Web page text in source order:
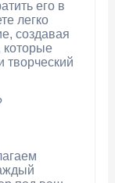
его в
легко
создавая
которые
творческий